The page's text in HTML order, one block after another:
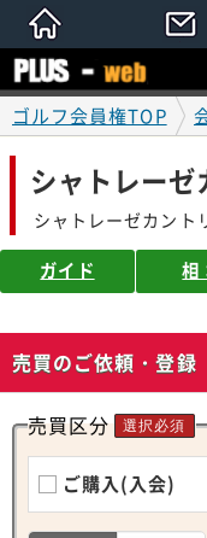
ゴルフ会員権TOP
シャトレー
シャトレーゼカント
ガイド 相
売買のご依頼・登録
売買区分 選択必須
ご購入(入会)